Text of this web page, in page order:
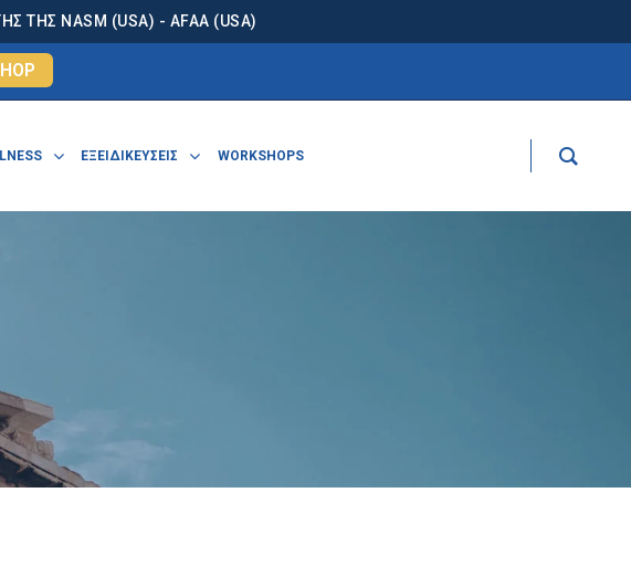
ΤΗΣ NASM (USA) - AFAA (USA)
ΕΞΕΙΔΙΚΕΥΣΕΙΣ WORKSHOPS